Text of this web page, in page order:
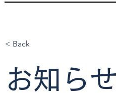
< Back
お知ら